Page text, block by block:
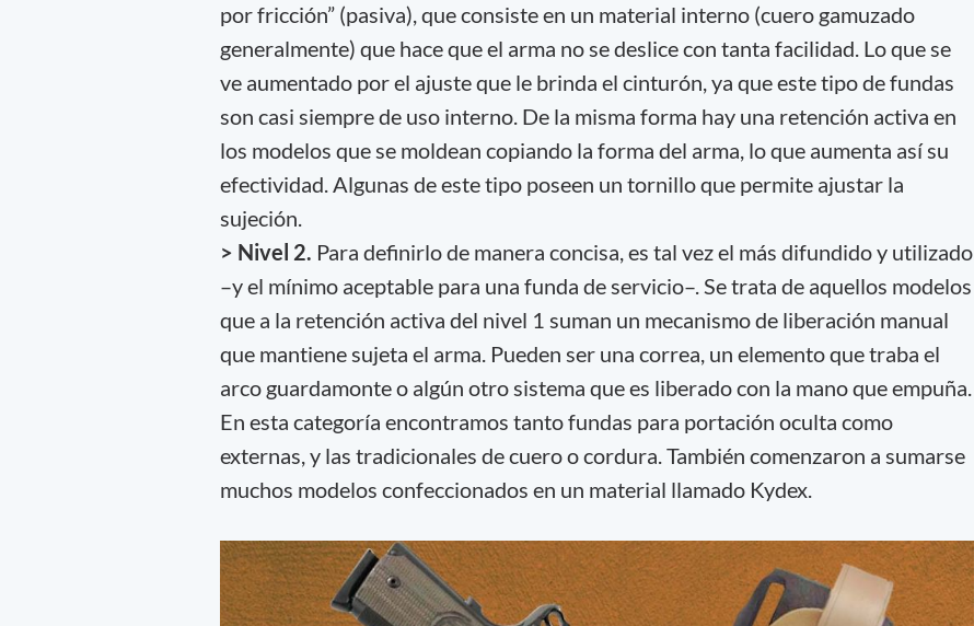
por fricción” (pasiva), que consiste en un material interno (cuero gamuzado
generalmente) que hace que el arma no se deslice con tanta facilidad. Lo que se
ve aumentado por el ajuste que le brinda el cinturón, ya que este tipo de fundas
son casi siempre de uso interno. De la misma forma hay una retención activa en
los modelos que se moldean copiando la forma del arma, lo que aumenta así su
efectividad. Algunas de este tipo poseen un tornillo que permite ajustar la
sujeción.
> Nivel 2. Para definirlo de manera concisa, es tal vez el más difundido y utilizado
–y el mínimo aceptable para una funda de servicio–. Se trata de aquellos modelos
que a la retención activa del nivel 1 suman un mecanismo de liberación manual
que mantiene sujeta el arma. Pueden ser una correa, un elemento que traba el
arco guardamonte o algún otro sistema que es liberado con la mano que empuña.
En esta categoría encontramos tanto fundas para portación oculta como
externas, y las tradicionales de cuero o cordura. También comenzaron a sumarse
muchos modelos confeccionados en un material llamado Kydex.